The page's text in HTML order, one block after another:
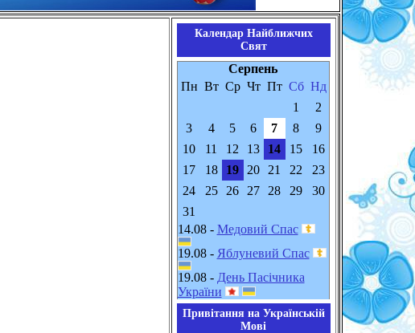
Календар Найближчих
Свят
Серпень
Пн Вт Ср Чт Пт Сб Нд
1
2
3
4 5 6 7 8
9
10
11 12 13 14 15
16
17
18 19 20 21 22
23
24
25 26 27 28 29
30
31
14.08 - Медовий Спас
19.08 - Яблуневий Спас
19.08 - День Пасічника
України
Привітання на Українській
Мові